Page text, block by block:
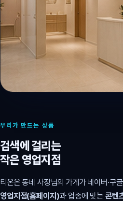
우리가 만드는 상품
검색에 걸리는
작은 영업지점
티온은 동네 사장님의 가게가 네이버·구
영업지점(홈페이지)과 업종에 맞는 콘텐